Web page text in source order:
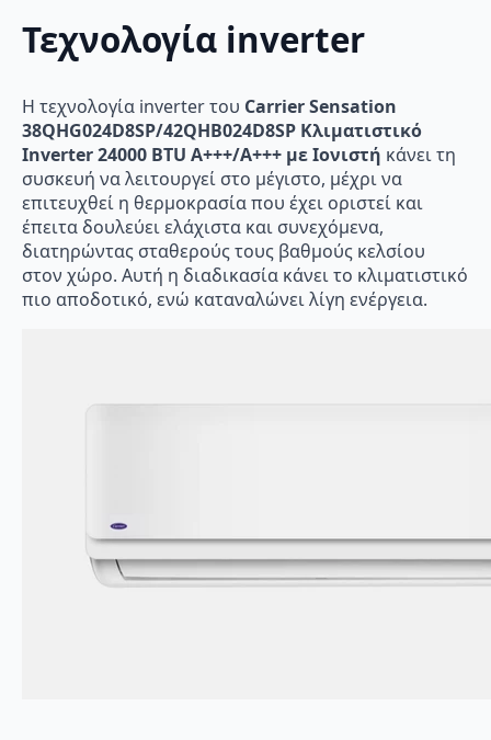
Τεχνολογία inverter
Η τεχνολογία inverter του Carrier Sensation
38QHG024D8SP/42QHB024D8SP Κλιματιστικό
Inverter 24000 BTU A+++/A+++ με Ιονιστή κάνει τη
συσκευή να λειτουργεί στο μέγιστο, μέχρι να
επιτευχθεί η θερμοκρασία που έχει οριστεί και
έπειτα δουλεύει ελάχιστα και συνεχόμενα,
διατηρώντας σταθερούς τους βαθμούς κελσίου
στον χώρο. Αυτή η διαδικασία κάνει το κλιματιστικό
πιο αποδοτικό, ενώ καταναλώνει λίγη ενέργεια.